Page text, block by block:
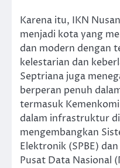
Karena itu, IKN
menjadi kota yang
dan modern dengan
kelestarian dan
Septriana juga
berperan penuh
termasuk
dalam infrastruktur
mengembangkan
Elektronik (SPBE)
Pusat Data Nasional